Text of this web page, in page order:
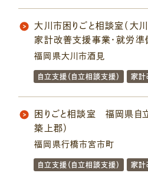
大川市困りごと相談室（大
家計改善支援事業・就労準
福岡県大川市酒見
自立支援（自立相談支援） 家計
困りごと相談室 福岡県自
築上郡）
福岡県行橋市宮市町
自立支援（自立相談支援） 家計